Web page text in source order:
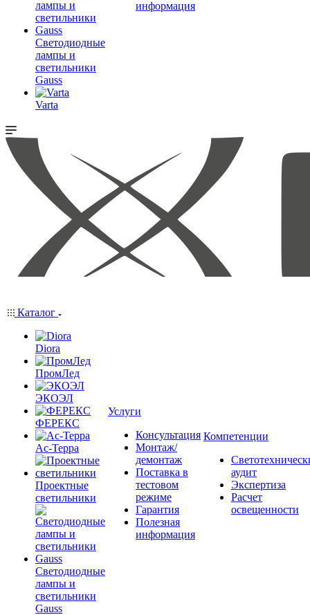
Светодиодные
лампы и
светильники
Gauss
Varta
информация
Каталог
Diora
ПромЛед
ЭКОЭЛ
ФЕРЕКС
Ас-Терра
Проектные
светильники
Светодиодные
лампы и
светильники
Gauss
Услуги
Консультация
Монтаж/
демонтаж
Поставка в
тестовом
режиме
Гарантия
Полезная
информация
Компетенции
аудит
Экспертиза
Расчет
освещенности